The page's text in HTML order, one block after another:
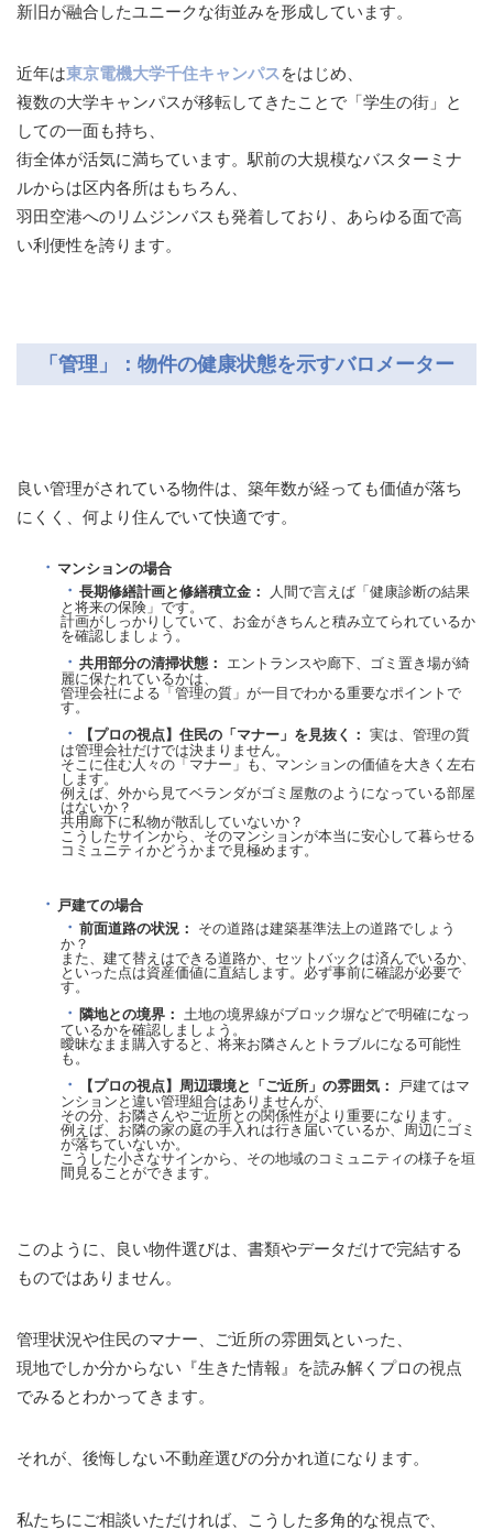
新旧が融合したユニークな街並みを形成しています。
近年は東京電機大学千住キャンパス をはじめ、
複数の大学キャンパスが移転してきたことで「学生の街」と
しての一面も持ち、
街全体が活気に満ちています。駅前の大規模なバスターミナ
ルからは区内各所はもちろん、
羽田空港へのリムジンバスも発着しており、あらゆる面で高
い利便性を誇ります。
「管理」：物件の健康状態を示すバロメーター
良い管理がされている物件は、築年数が経っても価値が落ち
にくく、何より住んでいて快適です。
マンションの場合
長期修繕計画と修繕積立金：
人間で言えば「健康診断の結果
と将来の保険」です。
計画がしっかりしていて、お金がきちんと積み立てられているか
を確認しましょう。
共用部分の清掃状態：
エントランスや廊下、ゴミ置き場が綺
麗に保たれているかは、
管理会社による「管理の質」が一目でわかる重要なポイントで
す。
【プロの視点】住民の「マナー」を見抜く： 実は、管理の質
は管理会社だけでは決まりません。
そこに住む人々の「マナー」も、マンションの価値を大きく左右
します。
例えば、外から見てベランダがゴミ屋敷のようになっている部屋
はないか？
共用廊下に私物が散乱していないか？
こうしたサインから、そのマンションが本当に安心して暮らせる
コミュニティかどうかまで見極めます。
戸建ての場合
前面道路の状況：
その道路は建築基準法上の道路でしょう
か？
また、建て替えはできる道路か、セットバックは済んでいるか、
といった点は資産価値に直結します。必ず事前に確認が必要で
す。
隣地との境界：
土地の境界線がブロック塀などで明確になっ
ているかを確認しましょう。
曖昧なまま購入すると、将来お隣さんとトラブルになる可能性
も。
【プロの視点】周辺環境と「ご近所」の雰囲気：
戸建てはマ
ンションと違い管理組合はありませんが、
その分、お隣さんやご近所との関係性がより重要になります。
例えば、お隣の家の庭の手入れは行き届いているか、周辺にゴミ
が落ちていないか。
こうした小さなサインから、その地域のコミュニティの様子を垣
間見ることができます。
このように、良い物件選びは、書類やデータだけで完結する
ものではありません。
管理状況や住民のマナー、ご近所の雰囲気といった、
現地でしか分からない『生きた情報』を読み解くプロの視点
でみるとわかってきます。
それが、後悔しない不動産選びの分かれ道になります。
私たちにご相談いただければ、こうした多角的な視点で、